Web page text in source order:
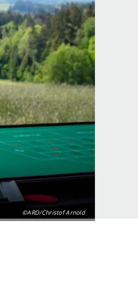
©ARD/Christof Arnold